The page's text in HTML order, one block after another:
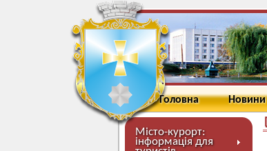
Головна Новини
Місто-курорт:
інформація для